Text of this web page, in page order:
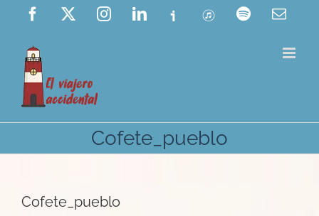
Saltar
contenido
Facebook InstagramLinkedIn
Ivoox ITunes Spotify
Cofete_pueblo
Cofete_pueblo